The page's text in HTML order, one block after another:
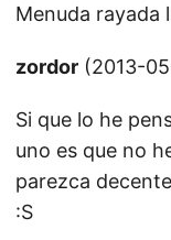
Menuda rayada
zordor (2013-
Si que lo he
uno es que no
parezca
:S